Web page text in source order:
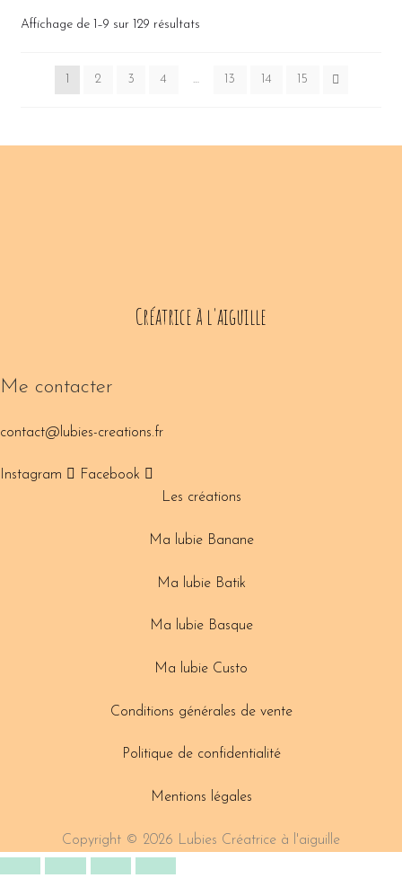
Affichage de 1–9 sur 129 résultats
2 3 4 … 13 14 15
Créatrice à l'aiguille
Me contacter
contact@lubies-creations.fr
Instagram
Facebook
Les créations
Ma lubie Banane
Ma lubie Batik
Ma lubie Basque
Ma lubie Custo
Conditions générales de vente
Politique de confidentialité
Mentions légales
Copyright © 2026 Lubies Créatrice à l'aiguille